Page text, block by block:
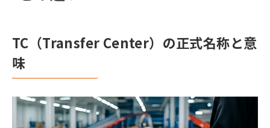
TC（Transfer Center）の正式名称と意
味